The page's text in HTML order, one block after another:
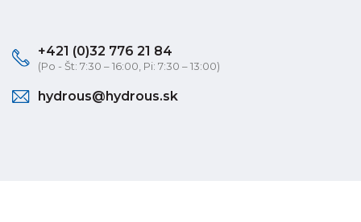
+421 (0)32 776 21 84
(Po - Št: 7:30 – 16:00, Pi: 7:30 – 13:00)
hydrous@hydrous.sk